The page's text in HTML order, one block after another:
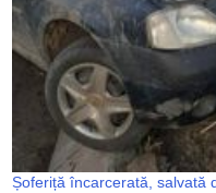
Șoferiță încarcerată, salvată